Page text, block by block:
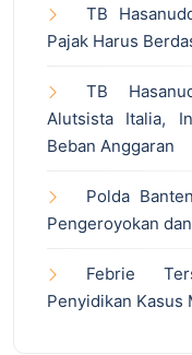
TB
Pajak Harus
TB
Alutsista Italia,
Beban Anggaran
Polda
Pengeroyokan
Febrie
Penyidikan Kasus